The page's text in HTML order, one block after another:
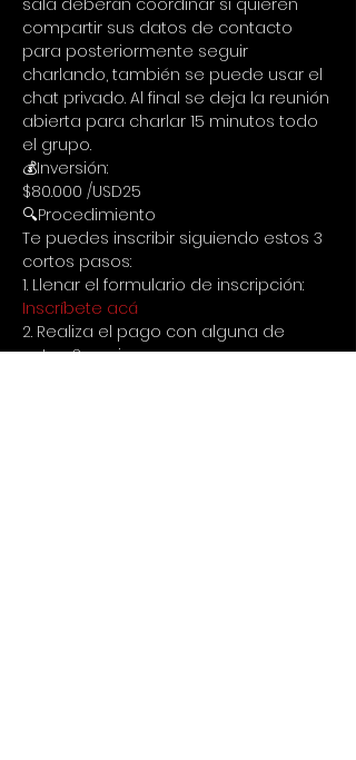
sala deberán coordinar si quieren
compartir sus datos de contacto
para posteriormente seguir
charlando, también se puede usar el
chat privado. Al final se deja la reunión
abierta para charlar 15 minutos todo
el grupo.
💰Inversión:
$80.000 /USD25
🔍Procedimiento
Te puedes inscribir siguiendo estos 3
cortos pasos:
1. Llenar el formulario de inscripción:
Inscríbete acá
2. Realiza el pago con alguna de
estas 3 opciones: